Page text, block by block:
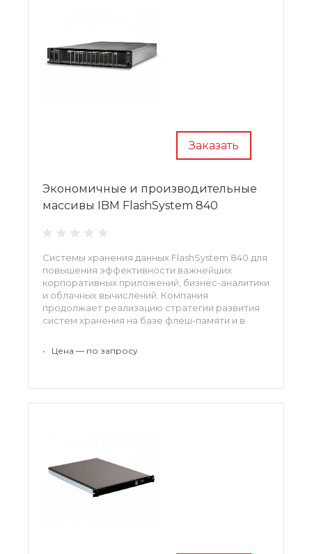
Заказать
Экономичные и производительные
массивы IBM FlashSystem 840
Системы хранения данных FlashSystem 840 для
повышения эффективности важнейших
корпоративных приложений, бизнес-аналитики
и облачных вычислений. Компания
продолжает реализацию стратегии развития
систем хранения на базе флеш-памяти и в
• Цена — по запросу